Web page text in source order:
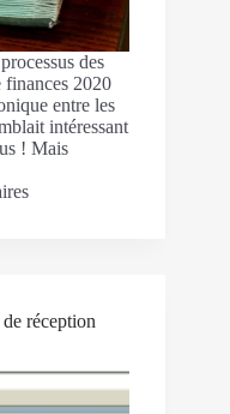
des
finances 2020
entre les
intéressant
! Mais
réception